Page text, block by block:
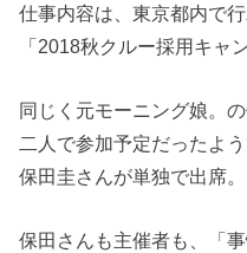
仕事内容は、東京都内で
「2018秋クルー採用キャ
同じく元モーニング娘。
二人で参加予定だったよう
保田圭さんが単独で出席。
保田さんも主催者も、「